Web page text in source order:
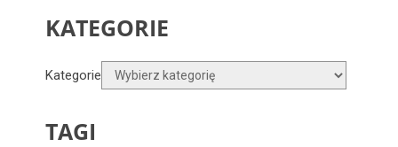
KATEGORIE
Kategorie
TAGI